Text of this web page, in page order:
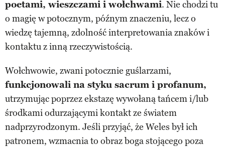
poetami, wieszczami i wołchwami. Nie chodzi tu
o magię w potocznym, późnym znaczeniu, lecz o
wiedzę tajemną, zdolność interpretowania znaków i
kontaktu z inną rzeczywistością.
Wołchwowie, zwani potocznie guślarzami,
funkcjonowali na styku sacrum i profanum,
utrzymując poprzez ekstazę wywołaną tańcem i/lub
środkami odurzającymi kontakt ze światem
nadprzyrodzonym. Jeśli przyjąć, że Weles był ich
patronem, wzmacnia to obraz boga stojącego poza